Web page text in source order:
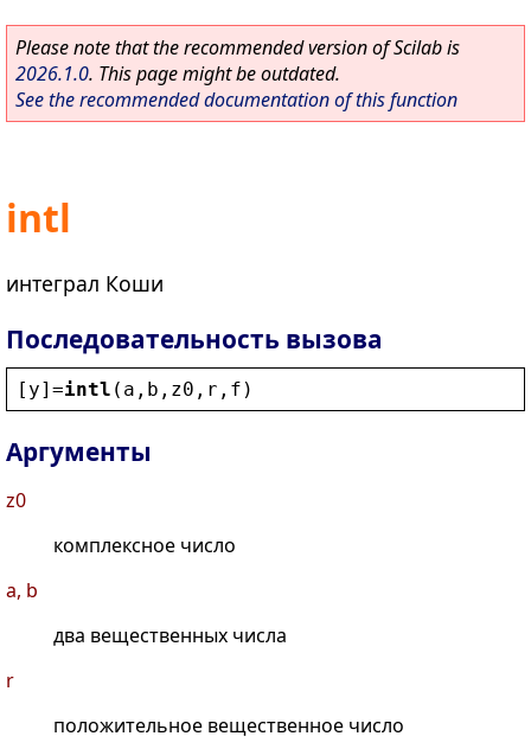
Please note that the recommended version of Scilab is
2026.1.0. This page might be outdated.
See the recommended documentation of this function
intl
интеграл Коши
Последовательность вызова
[ y]=intl ( a , b , z0 , r , f )
Аргументы
z0
комплексное число
a, b
два вещественных числа
r
положительное вещественное число